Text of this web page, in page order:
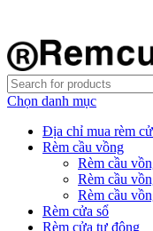
Chọn danh mục
Địa chỉ mua rèm
Rèm cầu vồng
Rèm cầu
Rèm cầu
Rèm cầu
Rèm cửa sổ
Rèm cửa tự động